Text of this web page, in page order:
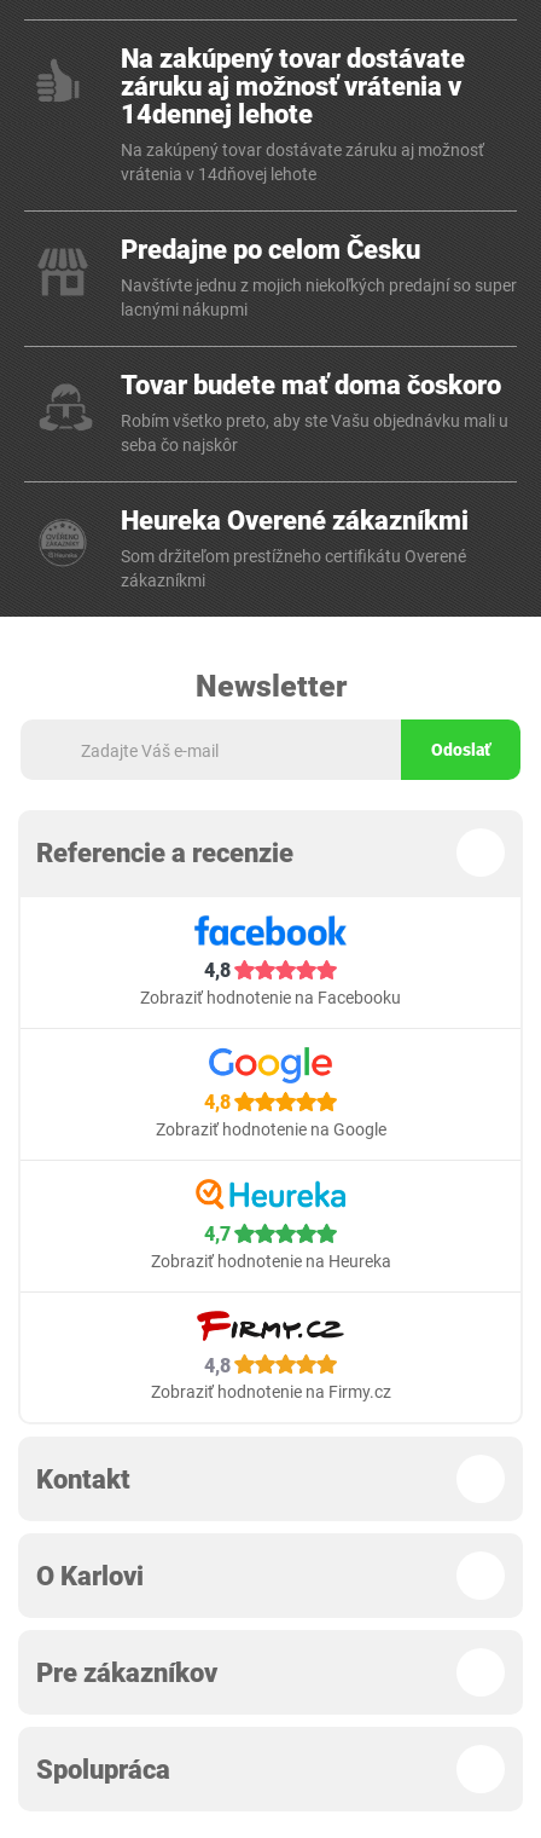
Na zakúpený tovar dostávate
záruku aj možnosť vrátenia v
14dennej lehote
Na zakúpený tovar dostávate záruku aj možnosť
vrátenia v 14dňovej lehote
Predajne po celom Česku
Navštívte jednu z mojich niekoľkých predajní so super
lacnými nákupmi
Tovar budete mať doma čoskoro
Robím všetko preto, aby ste Vašu objednávku mali u
seba čo najskôr
Heureka Overené zákazníkmi
Som držiteľom prestížneho certifikátu Overené
zákazníkmi
Newsletter
Odoslať
Referencie a recenzie
4,8
Zobraziť hodnotenie na Facebooku
4,8
Zobraziť hodnotenie na Google
4,7
Zobraziť hodnotenie na Heureka
4,8
Zobraziť hodnotenie na Firmy.cz
Kontakt
O Karlovi
Pre zákazníkov
Spolupráca